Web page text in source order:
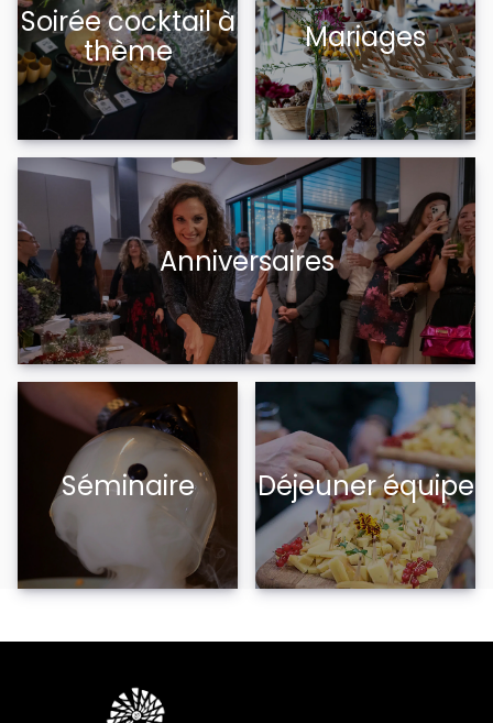
Soirée cocktail à
thème
Mariages
Anniversaires
Séminaire Déjeuner équipe